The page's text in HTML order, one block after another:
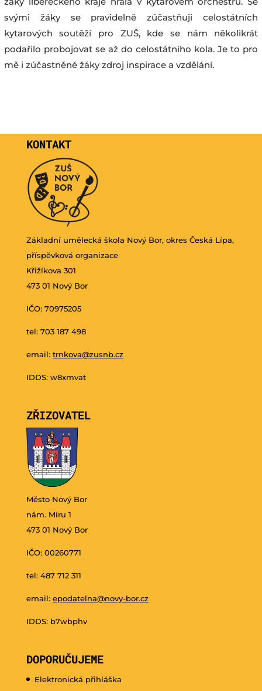
svými žáky se pravidelně zúčastňuji celostátních
kytarových soutěží pro ZUŠ, kde se nám několikrát
podařilo probojovat se až do celostátního kola. Je to pro
mě i zúčastněné žáky zdroj inspirace a vzdělání.
KONTAKT
Základní umělecká škola Nový Bor, okres Česká Lípa,
příspěvková organizace
Křižíkova 301
473 01 Nový Bor
IČO: 70975205
tel: 703 187 498
email: trnkova@zusnb.cz
IDDS: w8xmvat
ZŘIZOVATEL
Město Nový Bor
nám. Míru 1
473 01 Nový Bor
IČO: 00260771
tel: 487 712 311
email: epodatelna@novy-bor.cz
IDDS: b7wbphv
DOPORUČUJEME
Elektronická přihláška